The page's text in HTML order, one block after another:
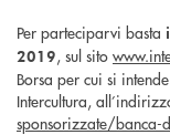
Per parteciparvi basta
2019, sul sito
Borsa per cui si
Intercultura,
sponsorizzate/banca-